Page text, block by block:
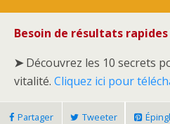
Besoin de résultats rapides
➤Découvrez les 10 secrets
vitalité. Cliquez ici pour
Partager Tweeter